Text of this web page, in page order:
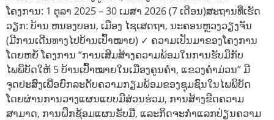
ໂຄງການ: 1 ຕຸລາ 2025 – 30 ເມສາ 2026 (7 ເດືອນ)ສະຖານທີ່ເຮັດ
ວຽກ: ບ້ານ ຫນອງບອນ, ເມືອງ ໄຊເສດຖາ, ນະຄອນຫຼວງວຽງຈັນ
(ມີການເດີນທາງໄປບ້ານເປົ້າໝາຍ) ✓ ຄວາມເປັນມາຂອງໂຄງການ
ໂດຍຫຍໍ້ ໂຄງການ “ການເສີມສ້າງຄວາມພ້ອມໃນການຮັບມືກັບ
ໄພພິບັດໃຫ້ 5 ບ້ານເປົ້າໝາຍໃນເມືອງຄູນຄຳ, ແຂວງຄຳມ່ວນ” ມີ
ຈຸດປະສົງເພື່ອຍົກລະດັບຄວາມກຽມພ້ອມຂອງຊຸມຊົນໃນໄພພິບັດ
ໂດຍຜ່ານການວາງແຜນແບບມີສ່ວນຮ່ວມ, ການສ້າງຂີດຄວາມ
ສາມາດ, ການຝຶກຊ້ອມແຜນຮັບມື, ແລະກິດຈະກຳແລກປ່ຽນຄວາມ